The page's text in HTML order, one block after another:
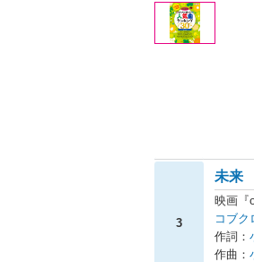
3
未来
映画『
コブク
作詞：
作曲：